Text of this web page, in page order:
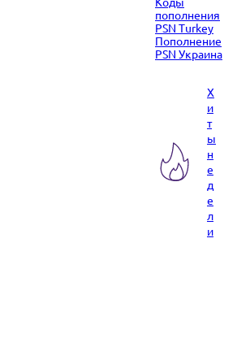
пополнения
PSN Turkey
Пополнение
PSN Украина
Х
и
т
ы
н
е
д
е
л
и